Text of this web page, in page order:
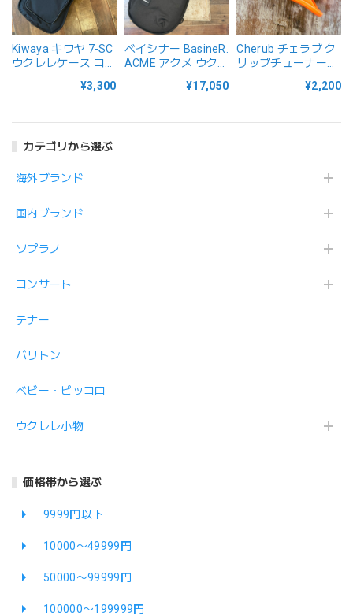
カテゴリから選ぶ
海外ブランド
国内ブランド
ソプラノ
コンサート
テナー
バリトン
ベビー・ピッコロ
ウクレレ小物
価格帯から選ぶ
9999円以下
10000〜49999円
50000〜99999円
100000〜199999円
Kiwaya キワヤ 7-SC
ウクレレケース コン
¥3,300
ベイシナー BasineR.
ACME アクメ ウク
ー ACME-UKT¥17,050
Cherub チェラブ ク
リップチューナー
TUNE! USB Type-C
¥2,200